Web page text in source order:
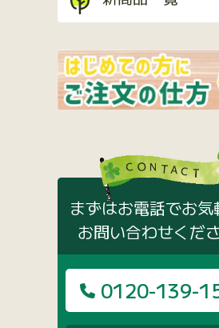
まずはお電話でお気
お問い合わせくだ
0120-139-